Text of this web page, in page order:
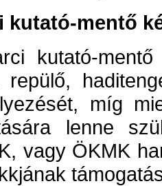
kutató-mentő
kutató-
míg
lenne
vagy ÖKMK